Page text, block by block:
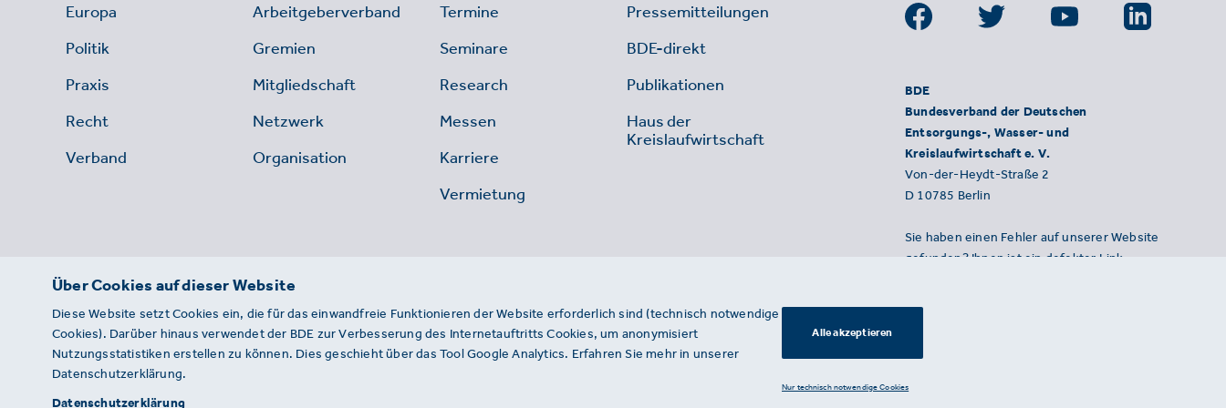
Europa
Politik
Praxis
Recht
Verband
Arbeitgeberverband
Gremien
Mitgliedschaft
Netzwerk
Organisation
Termine
Seminare
Research
Messen
Karriere
Vermietung
Pressemitteilungen
BDE-direkt
Publikationen
Haus der
Kreislaufwirtschaft
BDE
Bundesverband der Deutschen
Entsorgungs-, Wasser- und
Kreislaufwirtschaft e. V.
Von-der-Heydt-Straße 2
D 10785 Berlin
Sie haben einen Fehler auf unserer Website
gefunden? Ihnen ist ein defekter Link
© 2026 · BDE
Über Cookies auf dieser Website
Diese Website setzt Cookies ein, die für das einwandfreie Funktionieren der Website erforderlich sind (technisch notwendige
Cookies). Darüber hinaus verwendet der BDE zur Verbesserung des Internetauftritts Cookies, um anonymisiert
Nutzungsstatistiken erstellen zu können. Dies geschieht über das Tool Google Analytics. Erfahren Sie mehr in unserer
Datenschutzerklärung.
Datenschutzerklärung
Alle akzeptieren
Nur technisch notwendige Cookies